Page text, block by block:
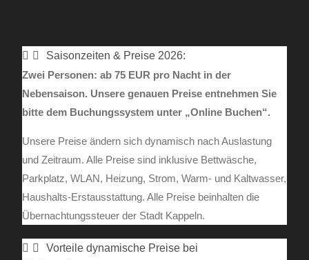
Saisonzeiten & Preise 2026:
Zwei Personen: ab 75 EUR pro Nacht in der
Nebensaison. Unsere genauen Preise entnehmen Sie
bitte dem Buchungssystem unter „Online Buchen“.
Unsere Preise ändern sich dynamisch nach Auslastung
und Zeitraum. Alle Preise sind inklusive Bettwäsche,
Parkplatz, WLAN, Heizung, Strom, Warm- und Kaltwasser,
Haushalts-Erstausstattung. Alle Preise beinhalten die
Übernachtungssteuer der Stadt Kappeln.
Vorteile dynamische Preise bei